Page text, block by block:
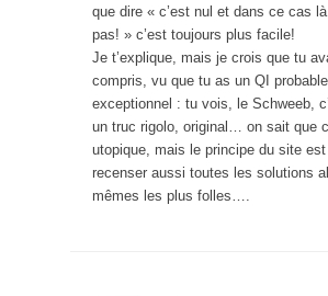
que dire « c’est nul et dans ce cas
pas! » c’est toujours plus facile!
Je t’explique, mais je crois que tu
compris, vu que tu as un QI
exceptionnel : tu vois, le Schweeb,
un truc rigolo, original… on sait que
utopique, mais le principe du site
recenser aussi toutes les solutions
mêmes les plus folles….